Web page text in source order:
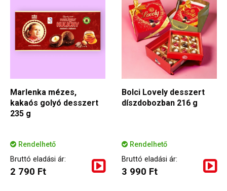
Marlenka mézes,
kakaós golyó desszert
235 g
Rendelhető
Bruttó eladási ár:
2 790 Ft
Bolci Lovely desszert
díszdobozban 216 g
Rendelhető
Bruttó eladási ár:
3 990 Ft